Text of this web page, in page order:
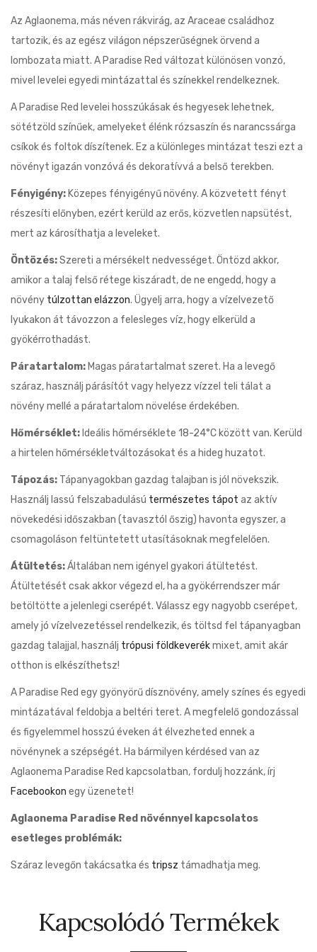
Az Aglaonema, más néven rákvirág, az Araceae családhoz
tartozik, és az egész világon népszerűségnek örvend a
lombozata miatt. A Paradise Red változat különösen vonzó,
mivel levelei egyedi mintázattal és színekkel rendelkeznek.
A Paradise Red levelei hosszúkásak és hegyesek lehetnek,
sötétzöld színűek, amelyeket élénk rózsaszín és narancssárga
csíkok és foltok díszítenek. Ez a különleges mintázat teszi ezt a
növényt igazán vonzóvá és dekoratívvá a belső terekben.
Fényigény: Közepes fényigényű növény. A közvetett fényt
részesíti előnyben, ezért kerüld az erős, közvetlen napsütést,
mert az károsíthatja a leveleket.
Öntözés:Szereti a mérsékelt nedvességet. Öntözd akkor,
amikor a talaj felső rétege kiszáradt, de ne engedd, hogy a
növény túlzottan elázzon. Ügyelj arra, hogy a vízelvezető
lyukakon át távozzon a felesleges víz, hogy elkerüld a
gyökérrothadást.
Páratartalom: Magas páratartalmat szeret. Ha a levegő
száraz, használj párásítót vagy helyezz vízzel teli tálat a
növény mellé a páratartalom növelése érdekében.
Hőmérséklet: Ideális hőmérséklete 18-24°C között van. Kerüld
a hirtelen hőmérsékletváltozásokat és a hideg huzatot.
Tápozás: Tápanyagokban gazdag talajban is jól növekszik.
Használj lassú felszabadulású természetes tápot az aktív
növekedési időszakban (tavasztól őszig) havonta egyszer, a
csomagoláson feltüntetett utasításoknak megfelelően.
Átültetés:Általában nem igényel gyakori átültetést.
Átültetését csak akkor végezd el, ha a gyökérrendszer már
betöltötte a jelenlegi cserépét. Válassz egy nagyobb cserépet,
amely jó vízelvezetéssel rendelkezik, és töltsd fel tápanyagban
gazdag talajjal, használj trópusi földkeverékmixet, amit akár
otthon is elkészíthetsz!
A Paradise Red egy gyönyörű dísznövény, amely színes és egyedi
mintázatával feldobja a beltéri teret. A megfelelő gondozással
és figyelemmel hosszú éveken át élvezheted ennek a
növénynek a szépségét. Ha bármilyen kérdésed van az
Aglaonema Paradise Red kapcsolatban, fordulj hozzánk, írj
Facebookon egy üzenetet!
Aglaonema Paradise Red növénnyel kapcsolatos
esetleges problémák:
Száraz levegőn takácsatka és tripsz támadhatja meg.
Kapcsolódó Termékek